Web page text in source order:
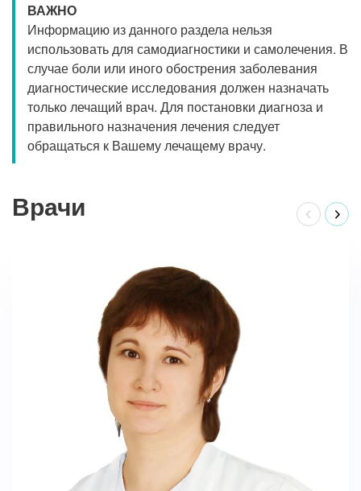
ВАЖНО
Информацию из данного раздела нельзя
использовать для самодиагностики и самолечения. В
случае боли или иного обострения заболевания
диагностические исследования должен назначать
только лечащий врач. Для постановки диагноза и
правильного назначения лечения следует
обращаться к Вашему лечащему врачу.
Врачи